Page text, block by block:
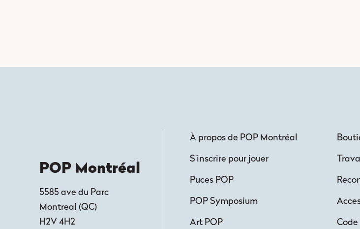
POP Montréal
5585 ave du Parc
Montreal (QC)
H2V 4H2
À propos de POP Montréal
S’inscrire pour jouer
Puces POP
POP Symposium
Art POP